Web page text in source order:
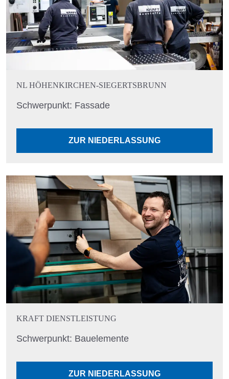
NL HÖHENKIRCHEN-SIEGERTSBRUNN
Schwerpunkt: Fassade
ZUR NIEDERLASSUNG
KRAFT DIENSTLEISTUNG
Schwerpunkt: Bauelemente
ZUR NIEDERLASSUNG